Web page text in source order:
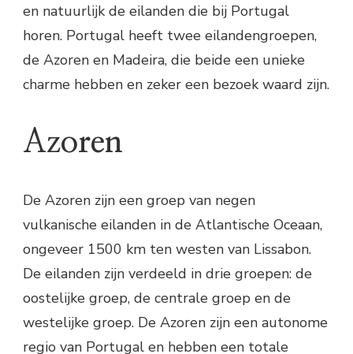
en natuurlijk de eilanden die bij Portugal
horen. Portugal heeft twee eilandengroepen,
de Azoren en Madeira, die beide een unieke
charme hebben en zeker een bezoek waard zijn.
Azoren
De Azoren zijn een groep van negen
vulkanische eilanden in de Atlantische Oceaan,
ongeveer 1500 km ten westen van Lissabon.
De eilanden zijn verdeeld in drie groepen: de
oostelijke groep, de centrale groep en de
westelijke groep. De Azoren zijn een autonome
regio van Portugal en hebben een totale